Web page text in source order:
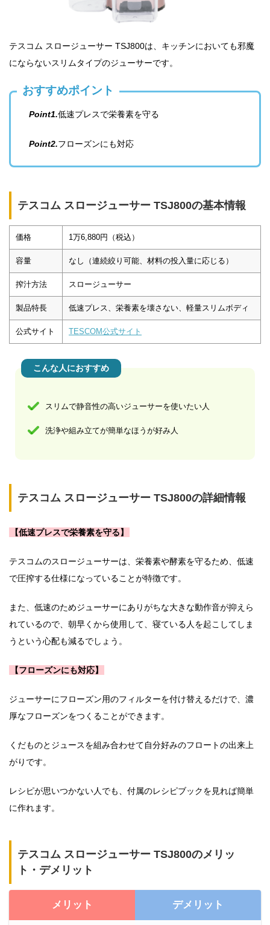
テスコム スロージューサー TSJ800は、キッチンにおいても邪魔
にならないスリムタイプのジューサーです。
おすすめポイント
Point1.低速プレスで栄養素を守る
Point2.フローズンにも対応
テスコム スロージューサー TSJ800の基本情報
価格 1万6,880円（税込）
容量 なし（連続絞り可能、材料の投入量に応じる）
搾汁方法 スロージューサー
製品特長 低速プレス、栄養素を壊さない、軽量スリムボディ
公式サイト TESCOM公式サイト
こんな人におすすめ
スリムで静音性の高いジューサーを使いたい人
洗浄や組み立てが簡単なほうが好み人
テスコム スロージューサー TSJ800の詳細情報
【低速プレスで栄養素を守る】
テスコムのスロージューサーは、栄養素や酵素を守るため、低速
で圧搾する仕様になっていることが特徴です。
また、低速のためジューサーにありがちな大きな動作音が抑えら
れているので、朝早くから使用して、寝ている人を起こしてしま
うという心配も減るでしょう。
【フローズンにも対応】
ジューサーにフローズン用のフィルターを付け替えるだけで、濃
厚なフローズンをつくることができます。
くだものとジュースを組み合わせて自分好みのフロートの出来上
がりです。
レシピが思いつかない人でも、付属のレシピブックを見れば簡単
に作れます。
テスコム スロージューサー TSJ800のメリッ
ト・デメリット
メリット デメリット